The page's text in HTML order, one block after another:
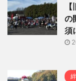
の
須
絆